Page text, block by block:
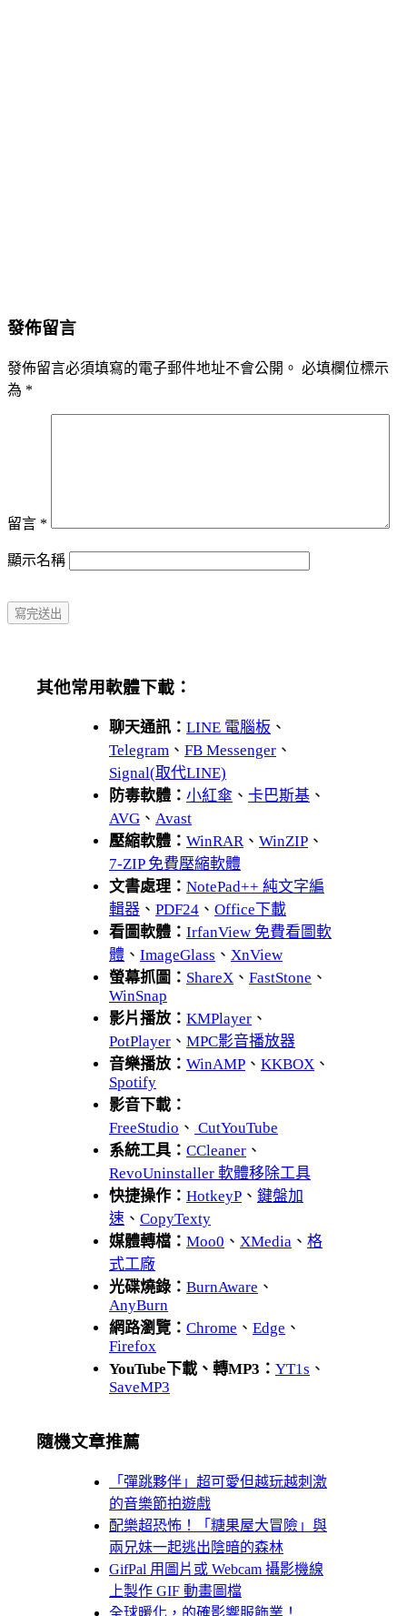
發佈留言
發佈留言必須填寫的電子郵件地址不會公開。 必填欄位標示
為 *
留言 *
顯示名稱
其他常用軟體下載：
聊天通訊： LINE 電腦板 、
Telegram 、 FB Messenger 、
Signal(取代LINE)
防毒軟體： 小紅傘 、 卡巴斯基 、
AVG 、 Avast
壓縮軟體： WinRAR、 WinZIP 、
7-ZIP 免費壓縮軟體
文書處理： NotePad++ 純文字編
輯器 、 PDF24 、 Office下載
看圖軟體： IrfanView 免費看圖軟
體 、 ImageGlass 、 XnView
螢幕抓圖： ShareX 、 FastStone 、
WinSnap
影片播放： KMPlayer 、
PotPlayer 、 MPC影音播放器
音樂播放： WinAMP 、 KKBOX 、
Spotify
影音下載：
FreeStudio 、 CutYouTube
系統工具： CCleaner 、
RevoUninstaller 軟體移除工具
快捷操作： HotkeyP 、 鍵盤加
速 、 CopyTexty
媒體轉檔： Moo0 、 XMedia 、 格
式工廠
光碟燒錄： BurnAware 、
AnyBurn
網路瀏覽： Chrome 、 Edge 、
Firefox
YouTube下載、轉MP3： YT1s 、
SaveMP3
隨機文章推薦
「彈跳夥伴」超可愛但越玩越刺激
的音樂節拍遊戲
配樂超恐怖！「糖果屋大冒險」與
兩兄妹一起逃出陰暗的森林
GifPal 用圖片或 Webcam 攝影機線
上製作 GIF 動畫圖檔
全球暖化，的確影響服飾業！